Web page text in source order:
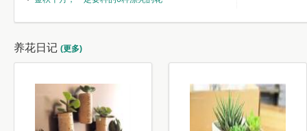
养花日记 (更多)